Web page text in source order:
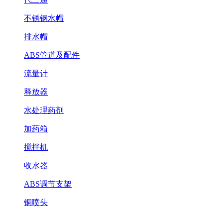
不锈钢水帽
排水帽
ABS管道及配件
流量计
释放器
水处理药剂
加药箱
搅拌机
收水器
ABS调节支架
铜喷头